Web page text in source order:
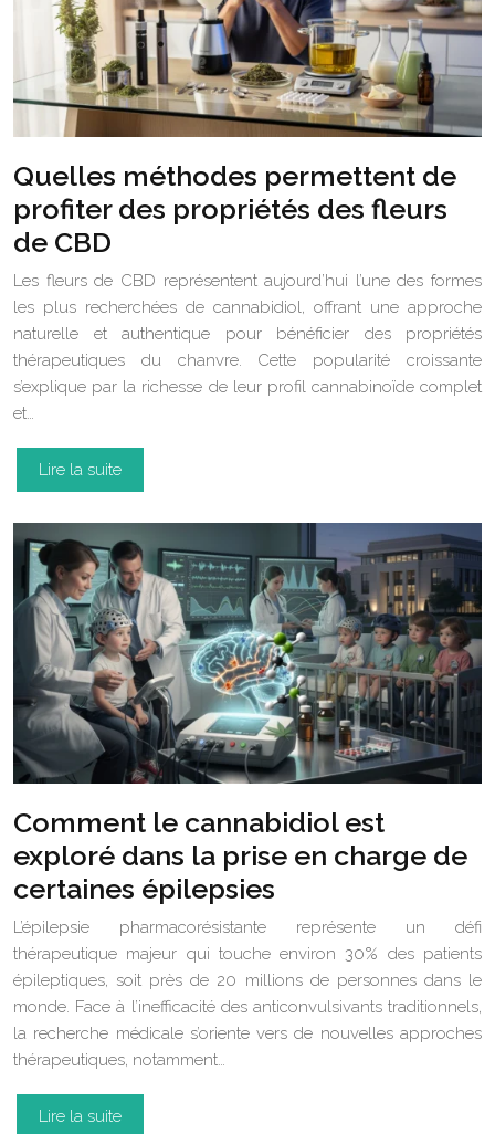
Quelles méthodes permettent de
profiter des propriétés des fleurs
de CBD
Les fleurs de CBD représentent aujourd’hui l’une des formes
les plus recherchées de cannabidiol, offrant une approche
naturelle et authentique pour bénéficier des propriétés
thérapeutiques du chanvre. Cette popularité croissante
s’explique par la richesse de leur profil cannabinoïde complet
et…
Lire la suite
Comment le cannabidiol est
exploré dans la prise en charge de
certaines épilepsies
L’épilepsie pharmacorésistante représente un défi
thérapeutique majeur qui touche environ 30% des patients
épileptiques, soit près de 20 millions de personnes dans le
monde. Face à l’inefficacité des anticonvulsivants traditionnels,
la recherche médicale s’oriente vers de nouvelles approches
thérapeutiques, notamment…
Lire la suite